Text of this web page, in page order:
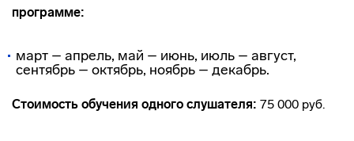
программе:
март – апрель, май – июнь, июль – август,
сентябрь – октябрь, ноябрь – декабрь.
Стоимость обучения одного слушателя: 75 000 руб.